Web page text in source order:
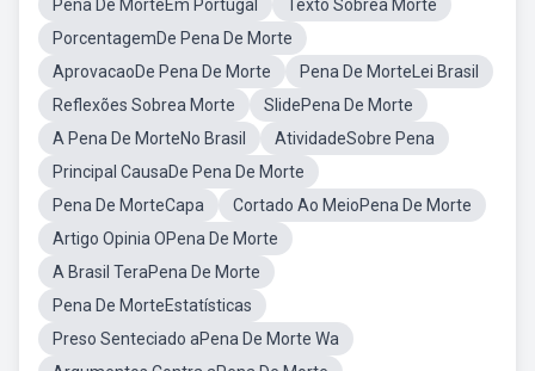
Pena De MorteEm Portugal
Texto Sobrea Morte
PorcentagemDe Pena De Morte
AprovacaoDe Pena De Morte
Pena De MorteLei Brasil
Reflexões Sobrea Morte
SlidePena De Morte
A Pena De MorteNo Brasil
AtividadeSobre Pena
Principal CausaDe Pena De Morte
Pena De MorteCapa
Cortado Ao MeioPena De Morte
Artigo Opinia OPena De Morte
A Brasil TeraPena De Morte
Pena De MorteEstatísticas
Preso Senteciado aPena De Morte Wa